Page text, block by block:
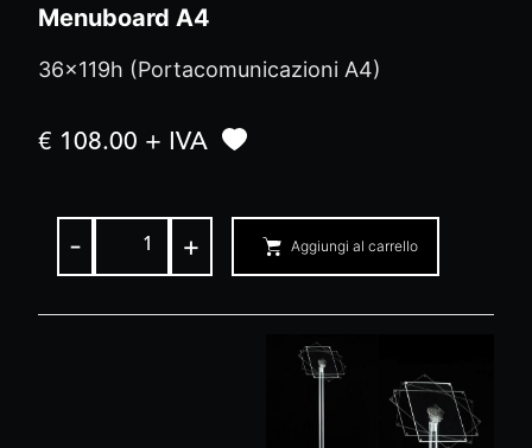
Menuboard A4
36x119h (Portacomunicazioni A4)
€ 108.00 + IVA
- + Aggiungi al carrello